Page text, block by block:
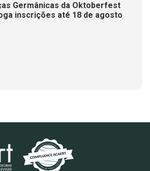
Germânicas da Oktoberfest
inscrições até 18 de agosto